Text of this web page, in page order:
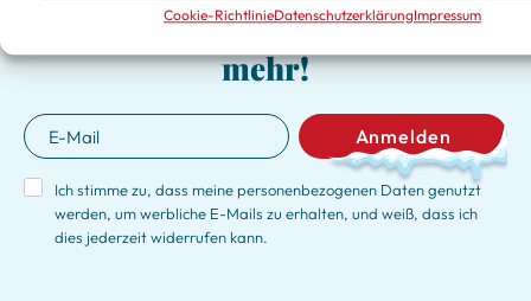
Cookie-RichtlinieDatenschutzerklärungImpressum
Updates für die kalte Jahreszeit
mehr!
Ich stimme zu, dass meine personenbezogenen Daten genutzt
werden, um werbliche E-Mails zu erhalten, und weiß, dass ich
dies jederzeit widerrufen kann.
Anmelden